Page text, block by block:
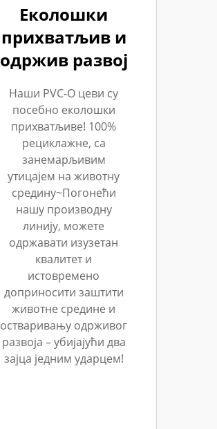
Еколошки
прихватљив и
одржив развој
Наши PVC-O цеви су
посебно еколошки
прихватљиве! 100%
рециклажне, са
занемарљивим
утицајем на животну
средину~Погонећи
нашу производну
линију, можете
одржавати изузетан
квалитет и
истовремено
доприносити заштити
животне средине и
остваривању одрживог
развоја – убијајући два
зајца једним ударцем!